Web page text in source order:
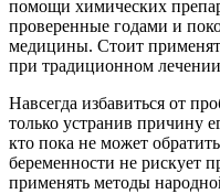
помощи химических
проверенные годами и
медицины. Стоит
при традиционном
Навсегда избавиться от
только устранив причину
кто пока не может
беременности не рискует
применять методы